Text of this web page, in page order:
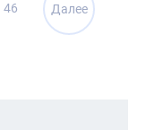
46 Далее